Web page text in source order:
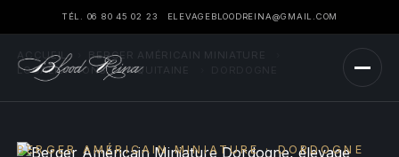
TÉL. 06 80 45 02 23 ELEVAGEBLOODREINA@GMAIL.COM
ACCUEIL BERGER AMÉRICAIN MINIATURE
LOCALISATIONS
› AQUITAINE
BERGER AMÉRICAIN MINIATURE · DORDOGNE